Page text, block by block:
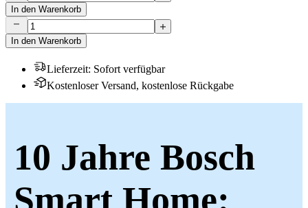
In den Warenkorb
In den Warenkorb
Lieferzeit: Sofort verfügbar
Kostenloser Versand, kostenlose Rückgabe
10 Jahre Bosch